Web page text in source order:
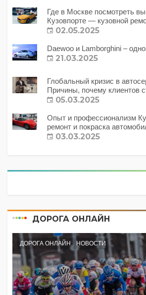
Где в Москве посмотреть
Кузовпорте — кузовной
02.05.2025
Daewoo и Lamborghini –
21.03.2025
Глобальный кризис в
Причины, почему клиентов
с этим делать?
05.03.2025
Опыт и профессионализм
ремонт и покраска
03.03.2025
ДОРОГА ОНЛАЙН
ДОРОГА ОНЛАЙН НОВОСТИ